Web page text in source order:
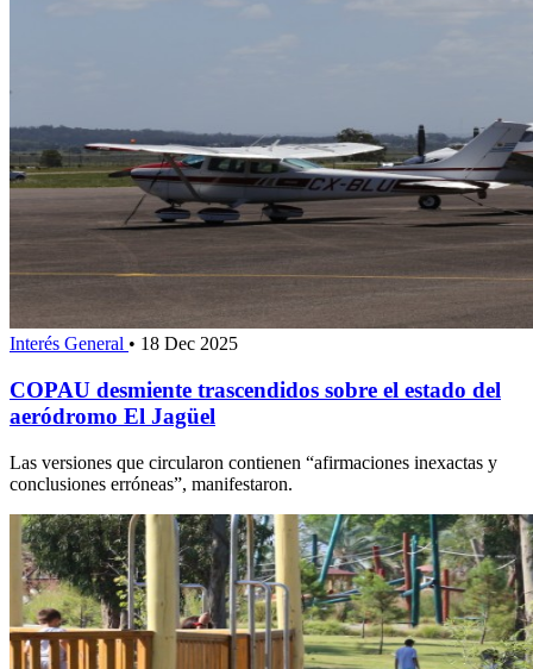
Interés General • 18 Dec 2025
COPAU desmiente trascendidos sobre el estado del
aeródromo El Jagüel
Las versiones que circularon contienen “afirmaciones inexactas y
conclusiones erróneas”, manifestaron.